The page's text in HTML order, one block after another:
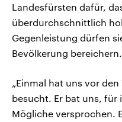
Landesfürsten dafür,
überdurchschnittlich
Gegenleistung dürfen
Bevölkerung bereichern.
„Einmal hat uns vor
besucht. Er bat uns, für
Mögliche versprochen.